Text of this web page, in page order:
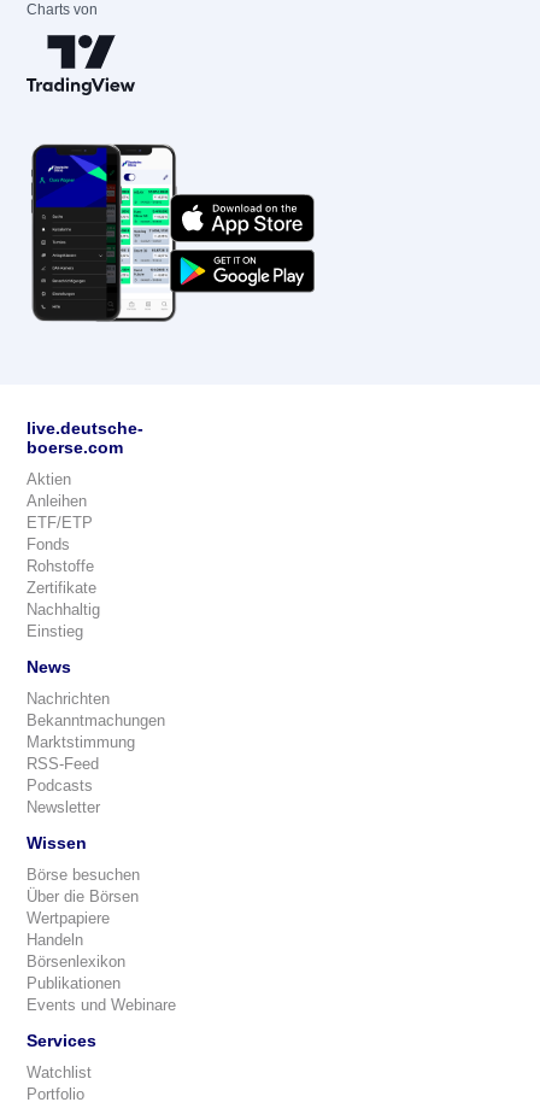
Charts von
live.deutsche-
boerse.com
Aktien
Anleihen
ETF/ETP
Fonds
Rohstoffe
Zertifikate
Nachhaltig
Einstieg
News
Nachrichten
Bekanntmachungen
Marktstimmung
RSS-Feed
Podcasts
Newsletter
Wissen
Börse besuchen
Über die Börsen
Wertpapiere
Handeln
Börsenlexikon
Publikationen
Events und Webinare
Services
Watchlist
Portfolio